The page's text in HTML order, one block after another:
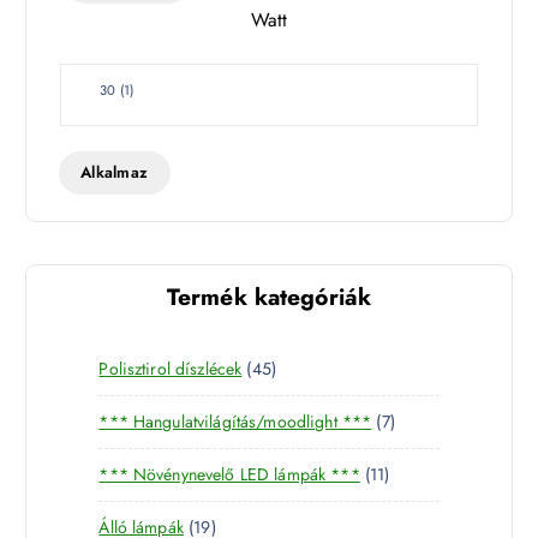
Watt
W
t
30 (1)
Alkalmaz
Termék kategóriák
Polisztirol díszlécek 454
5
t
e
r
m
*** Hangulatvilágítás/moodlight *** 77
t
r
*** Növénynevelő LED lámpák *** 111
1
Álló lámpák 191